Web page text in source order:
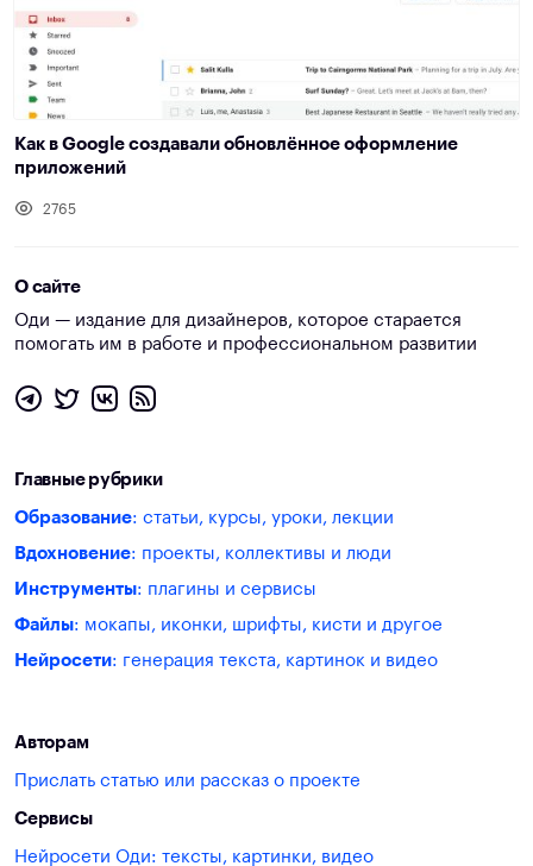
Как в Google создавали обновлённое оформление
приложений
2765
О сайте
Оди — издание для дизайнеров, которое старается
помогать им в работе и профессиональном развитии
Главные рубрики
Образование: статьи, курсы, уроки, лекции
Вдохновение: проекты, коллективы и люди
Инструменты: плагины и сервисы
Файлы: мокапы, иконки, шрифты, кисти и другое
Нейросети: генерация текста, картинок и видео
Авторам
Прислать статью или рассказ о проекте
Сервисы
Нейросети Оди: тексты, картинки, видео